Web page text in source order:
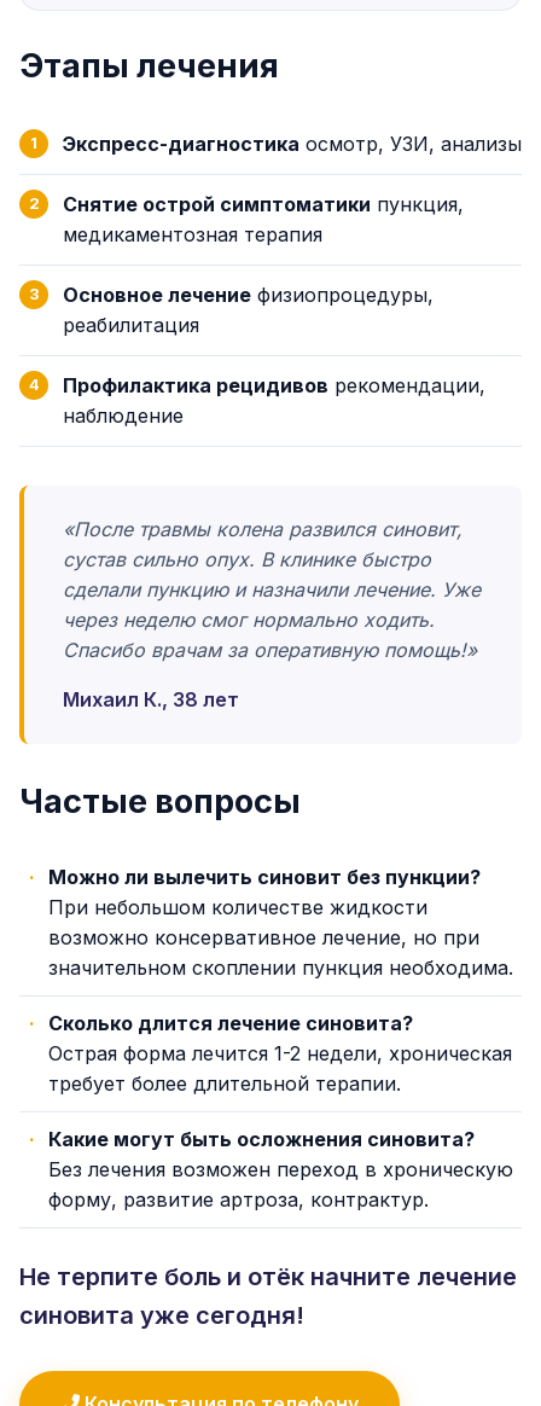
Этапы лечения
Экспресс-диагностика осмотр, УЗИ, анализы
Снятие острой симптоматики пункция,
медикаментозная терапия
Основное лечение физиопроцедуры,
реабилитация
Профилактика рецидивов рекомендации,
наблюдение
«После травмы колена развился синовит,
сустав сильно опух. В клинике быстро
сделали пункцию и назначили лечение. Уже
через неделю смог нормально ходить.
Спасибо врачам за оперативную помощь!»
Михаил К., 38 лет
Частые вопросы
Можно ли вылечить синовит без пункции?
При небольшом количестве жидкости
возможно консервативное лечение, но при
значительном скоплении пункция необходима.
Сколько длится лечение синовита?
Острая форма лечится 1-2 недели, хроническая
требует более длительной терапии.
Какие могут быть осложнения синовита?
Без лечения возможен переход в хроническую
форму, развитие артроза, контрактур.
Не терпите боль и отёк начните лечение
синовита уже сегодня!